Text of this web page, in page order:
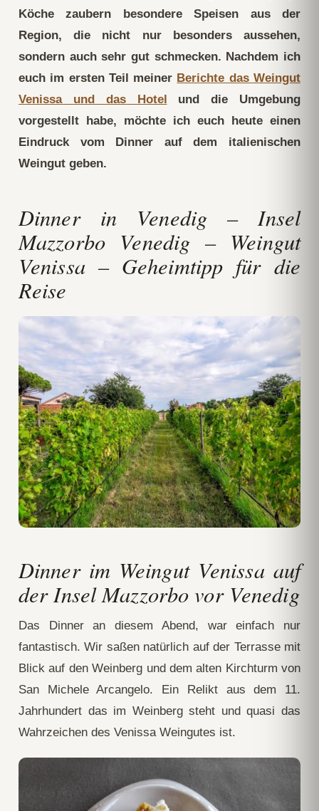
Köche zaubern besondere Speisen aus der
Region, die nicht nur besonders aussehen,
sondern auch sehr gut schmecken. Nachdem ich
euch im ersten Teil meiner Berichte das Weingut
Venissa und das Hotel und die Umgebung
vorgestellt habe, möchte ich euch heute einen
Eindruck vom Dinner auf dem italienischen
Weingut geben.
Dinner in Venedig – Insel
Mazzorbo Venedig – Weingut
Venissa – Geheimtipp für die
Reise
Dinner im Weingut Venissa auf
der Insel Mazzorbo vor Venedig
Das Dinner an diesem Abend, war einfach nur
fantastisch. Wir saßen natürlich auf der Terrasse mit
Blick auf den Weinberg und dem alten Kirchturm von
San Michele Arcangelo. Ein Relikt aus dem 11.
Jahrhundert das im Weinberg steht und quasi das
Wahrzeichen des Venissa Weingutes ist.